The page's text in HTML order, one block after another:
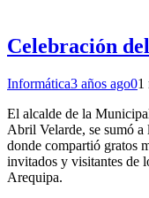
Celebración
Informática3 años ago01
El alcalde de la
Abril Velarde, se sumó
donde compartió gratos
invitados y visitantes de
Arequipa.